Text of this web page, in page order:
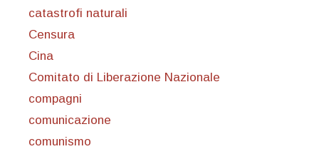
catastrofi naturali
Censura
Cina
Comitato di Liberazione Nazionale
compagni
comunicazione
comunismo